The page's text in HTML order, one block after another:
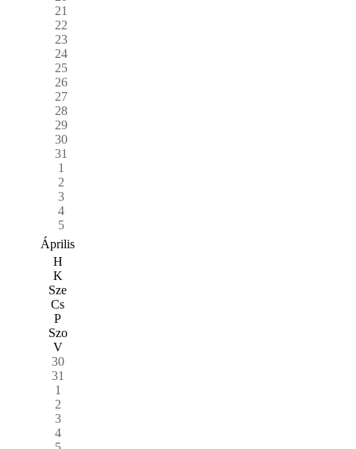
21
22
23
24
25
26
27
28
29
30
31
1
2
3
4
5
Április
H
K
Sze
Cs
P
Szo
V
30
31
1
2
3
4